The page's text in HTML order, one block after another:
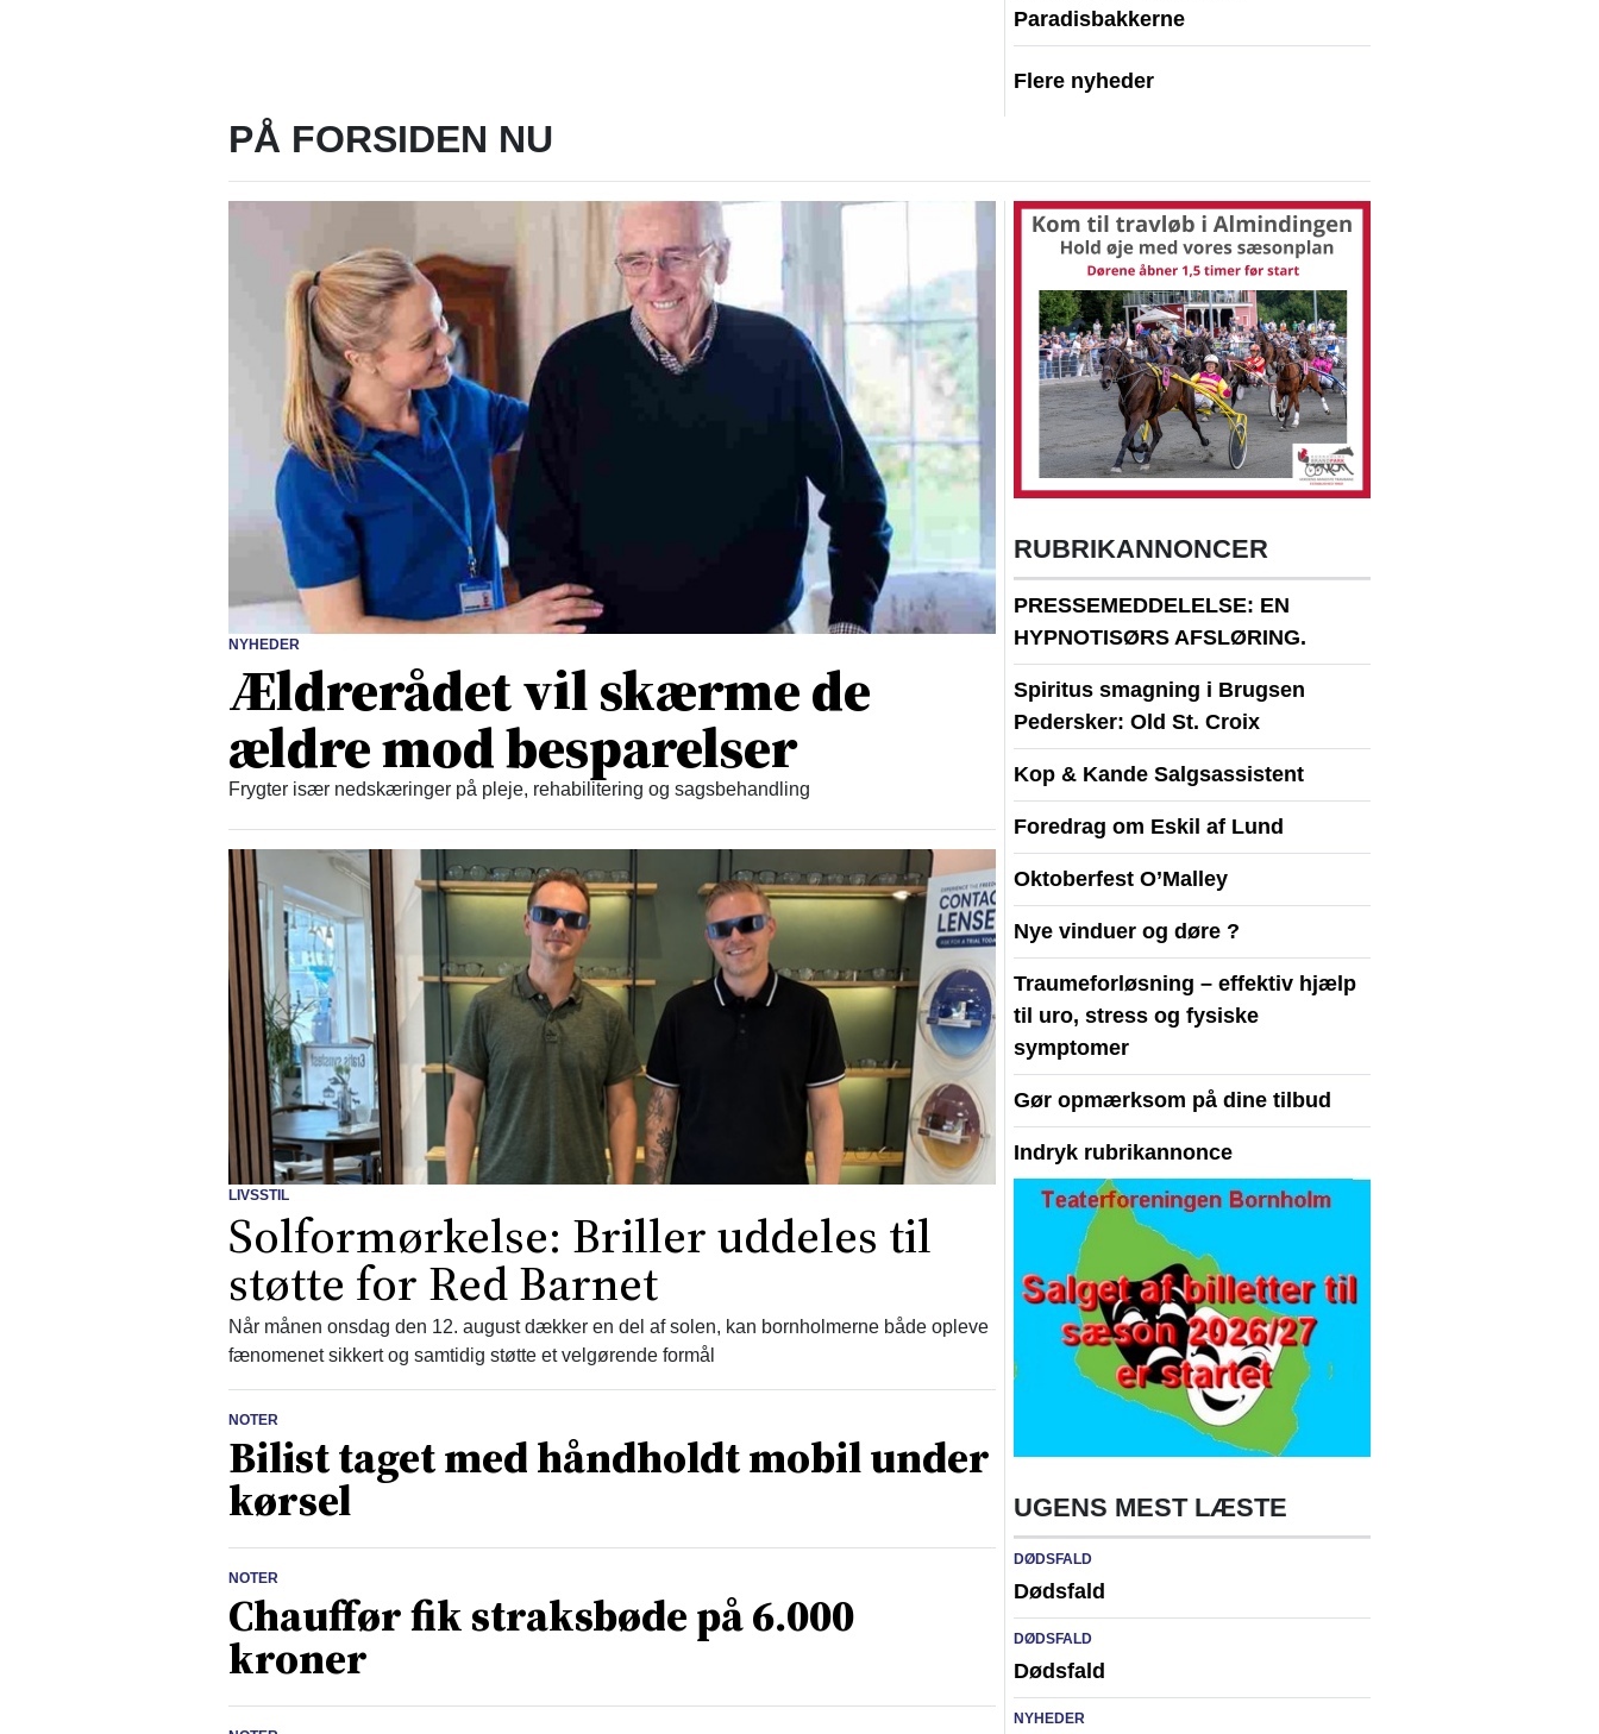
Paradisbakkerne
Flere nyheder
PÅ FORSIDEN NU
NYHEDER
Ældrerådet vil skærme de
ældre mod besparelser
Frygter især nedskæringer på pleje, rehabilitering og sagsbehandling
LIVSSTIL
Solformørkelse: Briller uddeles til
støtte for Red Barnet
Når månen onsdag den 12. august dækker en del af solen, kan bornholmerne både opleve
fænomenet sikkert og samtidig støtte et velgørende formål
NOTER
Bilist taget med håndholdt mobil under
kørsel
NOTER
Chauffør fik straksbøde på 6.000
kroner
RUBRIKANNONCER
PRESSEMEDDELELSE: EN
HYPNOTISØRS AFSLØRING.
Spiritus smagning i Brugsen
Pedersker: Old St. Croix
Kop & Kande Salgsassistent
Foredrag om Eskil af Lund
Oktoberfest O’Malley
Nye vinduer og døre ?
Traumeforløsning – effektiv hjælp
til uro, stress og fysiske
symptomer
Gør opmærksom på dine tilbud
Indryk rubrikannonce
UGENS MEST LÆSTE
DØDSFALD
Dødsfald
DØDSFALD
Dødsfald
NYHEDER